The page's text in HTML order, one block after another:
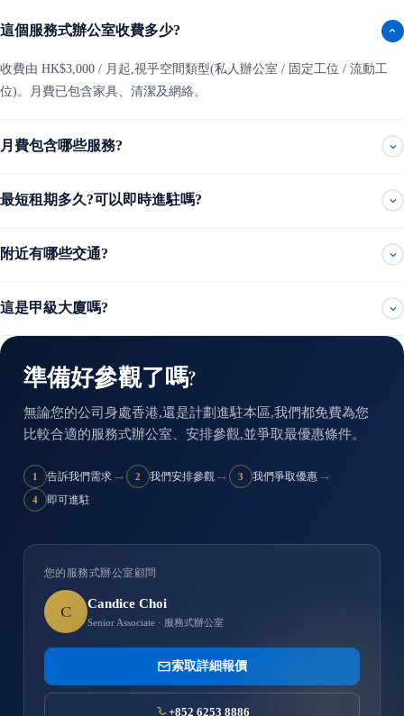
這個服務式辦公室收費多少?
收費由 HK$3,000 / 月起,視乎空間類型(私人辦公室 / 固定工位 / 流動工
位)。月費已包含家具、清潔及網絡。
月費包含哪些服務?
最短租期多久?可以即時進駐嗎?
附近有哪些交通?
這是甲級大廈嗎?
準備好參觀了嗎?
無論您的公司身處香港,還是計劃進駐本區,我們都免費為您
比較合適的服務式辦公室、安排參觀,並爭取最優惠條件。
1 告訴我們需求 → 2 我們安排參觀 → 3 我們爭取優惠 →
4 即可進駐
您的服務式辦公室顧問
C Candice Choi
Senior Associate · 服務式辦公室
索取詳細報價
+852 6253 8886